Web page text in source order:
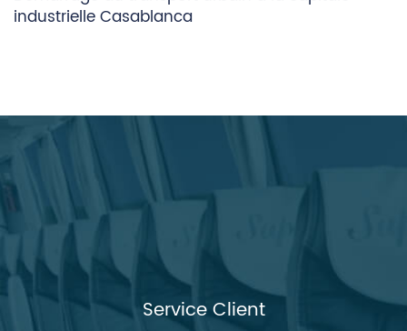
industrielle Casablanca
Service Client